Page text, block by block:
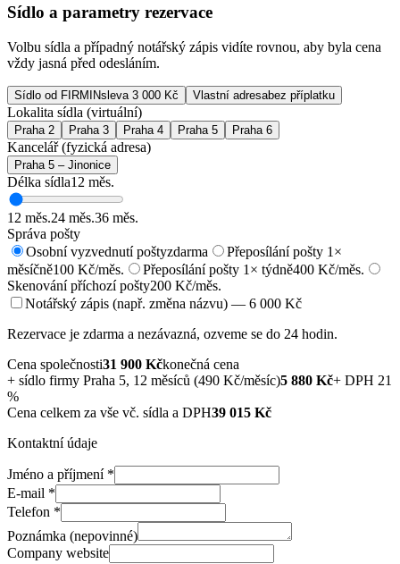
Sídlo a parametry rezervace
Volbu sídla a případný notářský zápis vidíte rovnou, aby byla cena
vždy jasná před odesláním.
Sídlo od FIRMINsleva 3 000 Kč Vlastní adresabez příplatku
Lokalita sídla (virtuální)
Praha 2 Praha 3 Praha 4 Praha 5 Praha 6
Kancelář (fyzická adresa)
Praha 5 – Jinonice
Délka sídla12 měs.
12 měs.24 měs.36 měs.
Správa pošty
Osobní vyzvednutí poštyzdarma
Přeposílání pošty 1×
měsíčně100 Kč/měs. Přeposílání pošty 1× týdně400 Kč/měs.
Skenování příchozí pošty200 Kč/měs.
Notářský zápis (např. změna názvu) — 6 000 Kč
Rezervace je zdarma a nezávazná, ozveme se do 24 hodin.
Cena společnosti31 900 Kčkonečná cena
+ sídlo firmy Praha 5, 12 měsíců (490 Kč/měsíc)5 880 Kč+ DPH 21
%
Cena celkem za vše vč. sídla a DPH39 015 Kč
Kontaktní údaje
Jméno a příjmení*
E-mail *
Telefon *
Poznámka (nepovinné)
Company website